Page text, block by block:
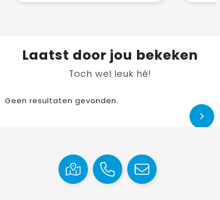
Laatst door jou bekeken
Toch wel leuk hé!
Geen resultaten gevonden.